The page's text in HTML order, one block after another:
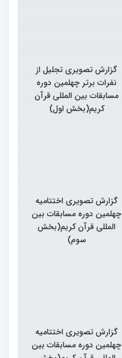
گزارش تصویری تجلیل از
نفرات برتر چهلمین دوره
مسابقات بین المللی قرآن
کریم(بخش اول)
گزارش تصویری اختتامیه
چهلمین دوره مسابقات بین
المللی قرآن کریم(بخش
سوم)
گزارش تصویری اختتامیه
چهلمین دوره مسابقات بین